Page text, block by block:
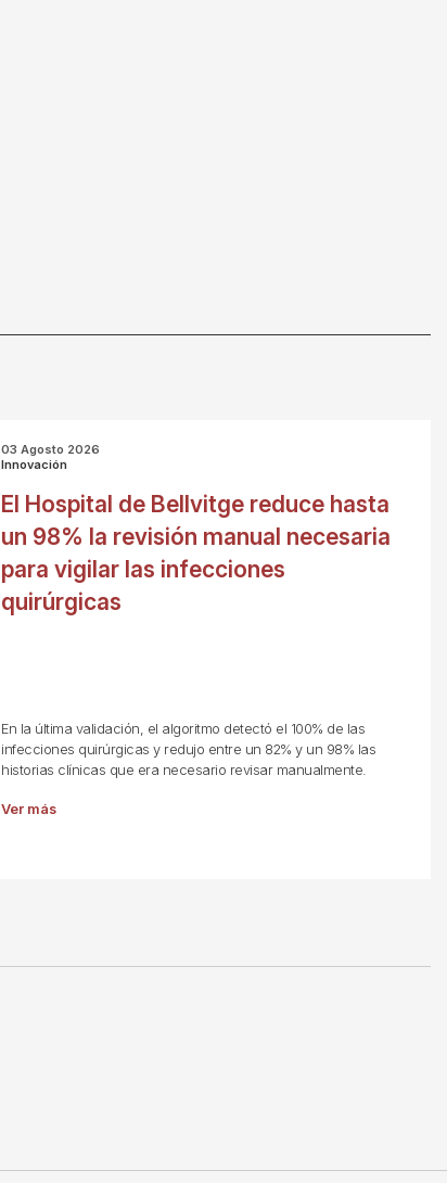
03 Agosto 2026
Innovación
El Hospital de Bellvitge reduce hasta
un 98% la revisión manual necesaria
para vigilar las infecciones
quirúrgicas
En la última validación, el algoritmo detectó el 100% de las
infecciones quirúrgicas y redujo entre un 82% y un 98% las
historias clínicas que era necesario revisar manualmente.
Ver más